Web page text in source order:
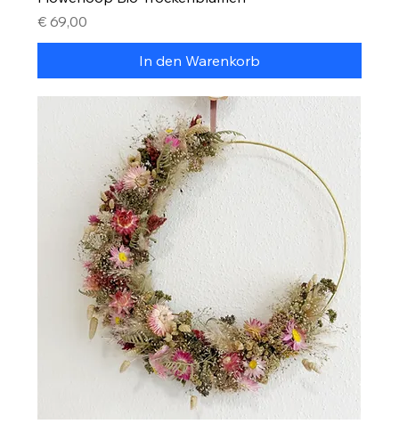
Preis
€ 69,00
In den Warenkorb